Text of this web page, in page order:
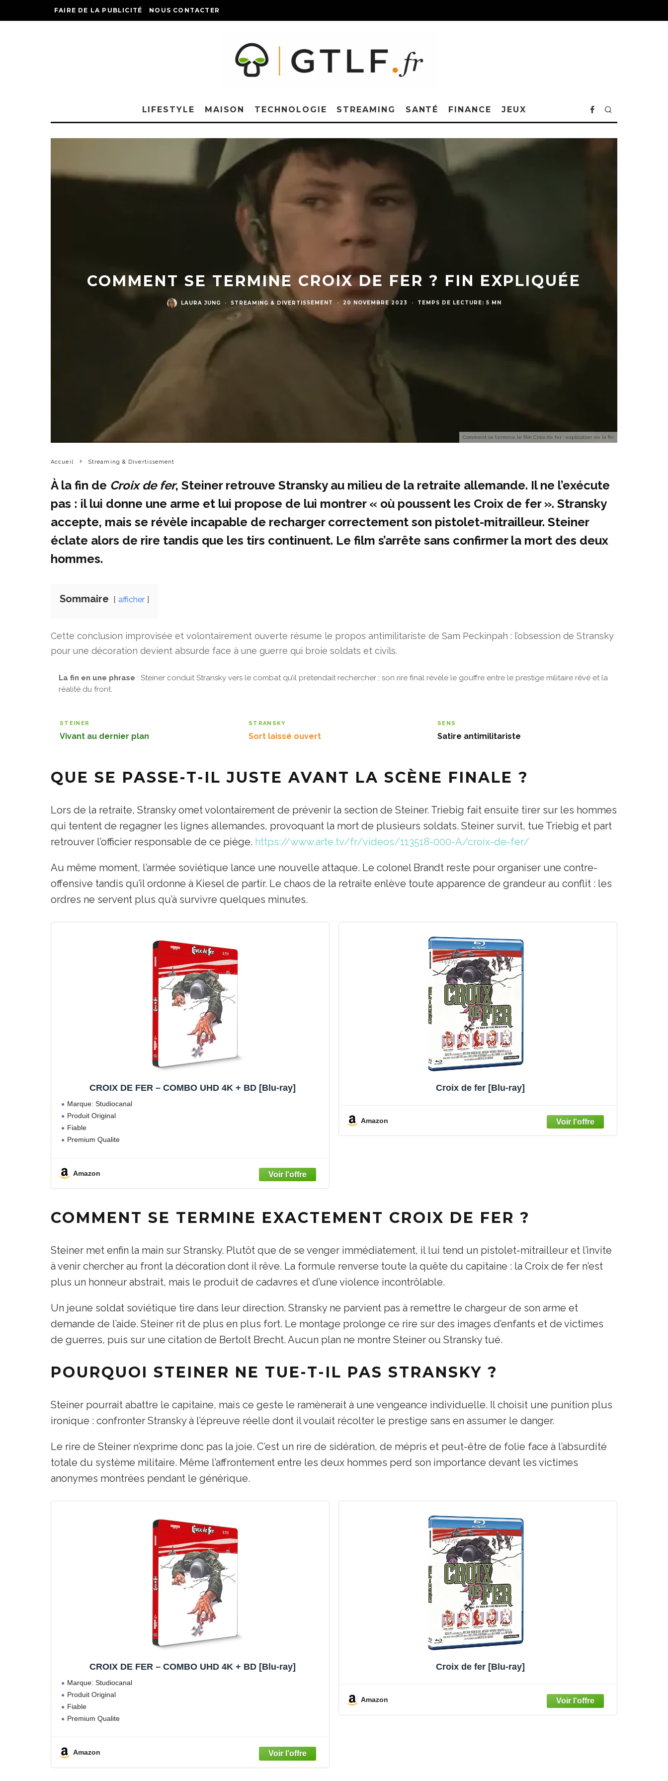
FAIRE DE LA PUBLICITÉ NOUS CONTACTER
LIFESTYLE MAISON TECHNOLOGIE STREAMING SANTÉ FINANCE JEUX
Comment se termine le film Croix de fer : explication de la fin
COMMENT SE TERMINE CROIX DE FER ? FIN EXPLIQUÉE
LAURA JUNG · STREAMING & DIVERTISSEMENT · 20 NOVEMBRE 2023 · TEMPS DE LECTURE: 5 MN
Accueil Streaming & Divertissement
À la fin de Croix de fer, Steiner retrouve Stransky au milieu de la retraite allemande. Il ne l’exécute
pas : il lui donne une arme et lui propose de lui montrer « où poussent les Croix de fer ». Stransky
accepte, mais se révèle incapable de recharger correctement son pistolet-mitrailleur. Steiner
éclate alors de rire tandis que les tirs continuent. Le film s’arrête sans confirmer la mort des deux
hommes.
Sommaire afficher
Cette conclusion improvisée et volontairement ouverte résume le propos antimilitariste de Sam Peckinpah : l’obsession de Stransky
pour une décoration devient absurde face à une guerre qui broie soldats et civils.
La fin en une phrase : Steiner conduit Stransky vers le combat qu’il prétendait rechercher ; son rire final révèle le gouffre entre le prestige militaire rêvé et la
réalité du front.
STEINER
Vivant au dernier plan
STRANSKY
Sort laissé ouvert
SENS
Satire antimilitariste
QUE SE PASSE-T-IL JUSTE AVANT LA SCÈNE FINALE ?
Lors de la retraite, Stransky omet volontairement de prévenir la section de Steiner. Triebig fait ensuite tirer sur les hommes
qui tentent de regagner les lignes allemandes, provoquant la mort de plusieurs soldats. Steiner survit, tue Triebig et part
retrouver l’officier responsable de ce piège. https://www.arte.tv/fr/videos/113518-000-A/croix-de-fer/
Au même moment, l’armée soviétique lance une nouvelle attaque. Le colonel Brandt reste pour organiser une contre-
offensive tandis qu’il ordonne à Kiesel de partir. Le chaos de la retraite enlève toute apparence de grandeur au conflit : les
ordres ne servent plus qu’à survivre quelques minutes.
CROIX DE FER – COMBO UHD 4K + BD [Blu-ray]
Marque: Studiocanal
Produit Original
Fiable
Premium Qualite
Amazon
Croix de fer [Blu-ray]
Amazon
COMMENT SE TERMINE EXACTEMENT CROIX DE FER ?
Steiner met enfin la main sur Stransky. Plutôt que de se venger immédiatement, il lui tend un pistolet-mitrailleur et l’invite
à venir chercher au front la décoration dont il rêve. La formule renverse toute la quête du capitaine : la Croix de fer n’est
plus un honneur abstrait, mais le produit de cadavres et d’une violence incontrôlable.
Un jeune soldat soviétique tire dans leur direction. Stransky ne parvient pas à remettre le chargeur de son arme et
demande de l’aide. Steiner rit de plus en plus fort. Le montage prolonge ce rire sur des images d’enfants et de victimes
de guerres, puis sur une citation de Bertolt Brecht. Aucun plan ne montre Steiner ou Stransky tué.
POURQUOI STEINER NE TUE-T-IL PAS STRANSKY ?
Steiner pourrait abattre le capitaine, mais ce geste le ramènerait à une vengeance individuelle. Il choisit une punition plus
ironique : confronter Stransky à l’épreuve réelle dont il voulait récolter le prestige sans en assumer le danger.
Le rire de Steiner n’exprime donc pas la joie. C’est un rire de sidération, de mépris et peut-être de folie face à l’absurdité
totale du système militaire. Même l’affrontement entre les deux hommes perd son importance devant les victimes
anonymes montrées pendant le générique.
CROIX DE FER – COMBO UHD 4K + BD [Blu-ray]
Marque: Studiocanal
Produit Original
Fiable
Premium Qualite
Amazon
Croix de fer [Blu-ray]
Amazon